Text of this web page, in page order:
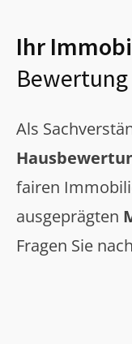
Ihr
Bewertung
Als
fairen
ausgeprägten
Fragen Sie